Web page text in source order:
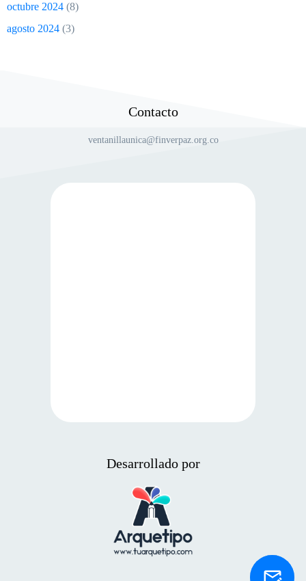
octubre 2024 (8)
agosto 2024 (3)
Contacto
ventanillaunica@finverpaz.org.co
Desarrollado por